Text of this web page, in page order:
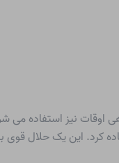
اوقات نیز استفاده می
کرد. این یک حلال